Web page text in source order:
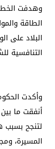
وهدفت
الطاقة
البلاد على
التنافسية
وأكدت
لتنجح
المسيرة،